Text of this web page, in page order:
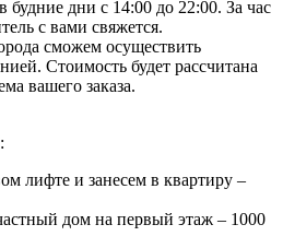
будние дни с 14:00 до 22:00. За час
с вами свяжется.
сможем осуществить
Стоимость будет рассчитана
вашего заказа.
лифте и занесем в квартиру –
дом на первый этаж – 1000